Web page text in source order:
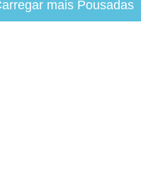
mais Pousadas